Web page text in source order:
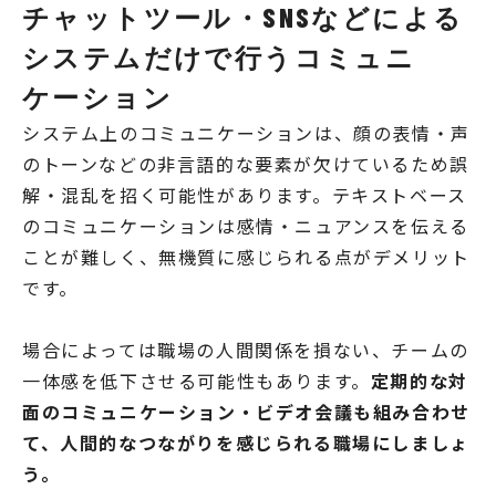
チャットツール・SNSなどによる
システムだけで行うコミュニ
ケーション
システム上のコミュニケーションは、顔の表情・声
のトーンなどの非言語的な要素が欠けているため誤
解・混乱を招く可能性があります。テキストベース
のコミュニケーションは感情・ニュアンスを伝える
ことが難しく、無機質に感じられる点がデメリット
です。
場合によっては職場の人間関係を損ない、チームの
一体感を低下させる可能性もあります。 定期的な対
面のコミュニケーション・ビデオ会議も組み合わせ
て、人間的なつながりを感じられる職場にしましょ
う。